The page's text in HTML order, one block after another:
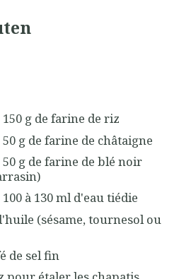
150 g de farine de riz
50 g de farine de châtaigne
50 g de farine de blé noir
100 à 130 ml d'eau tiédie
(sésame, tournesol ou
de sel fin